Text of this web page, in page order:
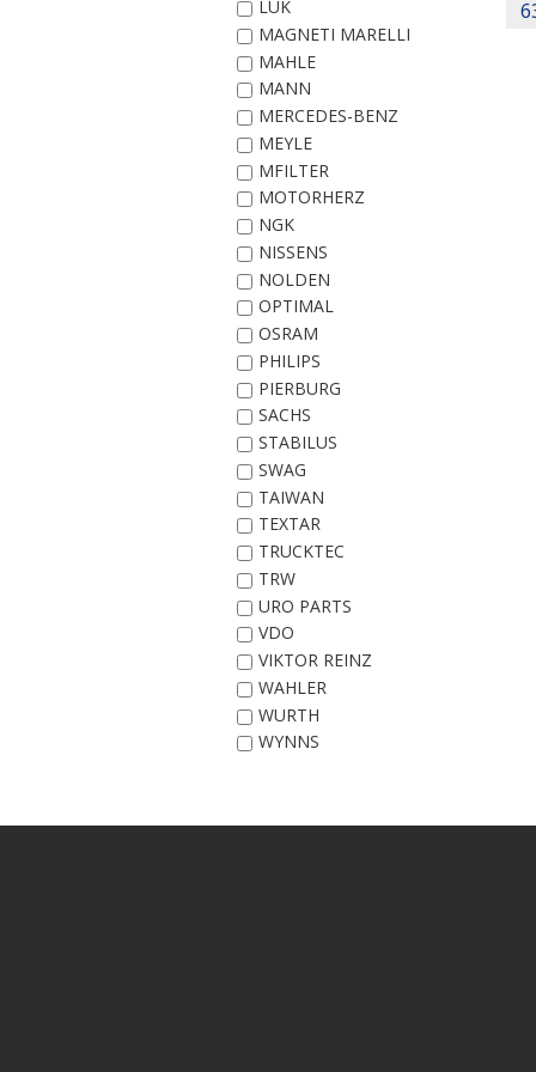
LUK
MAGNETI MARELLI
MAHLE
MANN
MERCEDES-BENZ
MEYLE
MFILTER
MOTORHERZ
NGK
NISSENS
NOLDEN
OPTIMAL
OSRAM
PHILIPS
PIERBURG
SACHS
STABILUS
SWAG
TAIWAN
TEXTAR
TRUCKTEC
TRW
URO PARTS
VDO
VIKTOR REINZ
WAHLER
WURTH
WYNNS